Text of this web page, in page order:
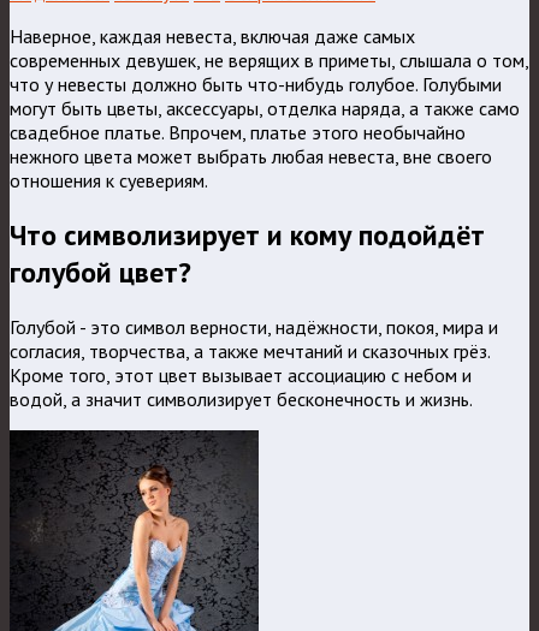
Наверное, каждая невеста, включая даже самых
современных девушек, не верящих в приметы, слышала о том,
что у невесты должно быть что-нибудь голубое. Голубыми
могут быть цветы, аксессуары, отделка наряда, а также само
свадебное платье. Впрочем, платье этого необычайно
нежного цвета может выбрать любая невеста, вне своего
отношения к суевериям.
Что символизирует и кому подойдёт
голубой цвет?
Голубой - это символ верности, надёжности, покоя, мира и
согласия, творчества, а также мечтаний и сказочных грёз.
Кроме того, этот цвет вызывает ассоциацию с небом и
водой, а значит символизирует бесконечность и жизнь.